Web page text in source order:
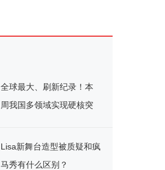
全球最大、刷新纪录！本
周我国多领域实现硬核突
Lisa新舞台造型被质疑和疯
马秀有什么区别？